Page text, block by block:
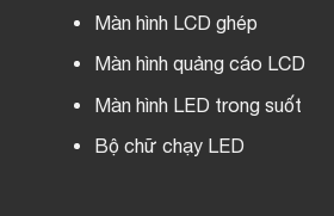
Màn hình LCD ghép
Màn hình quảng cáo LCD
Màn hình LED trong suốt
Bộ chữ chạy LED